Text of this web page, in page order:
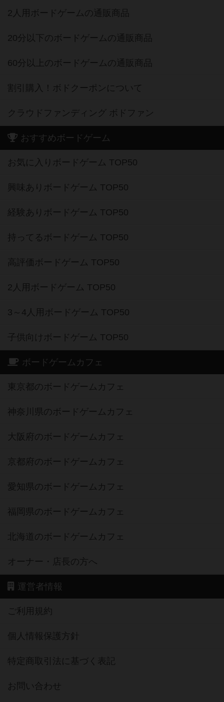
2人用ボードゲームの通販商品
20分以下のボードゲームの通販商品
60分以上のボードゲームの通販商品
割引購入！ボドクーポンについて
クラウドファンディング ボドファン
おすすめボードゲーム
お気に入りボードゲーム TOP50
興味ありボードゲーム TOP50
経験ありボードゲーム TOP50
持ってるボードゲーム TOP50
高評価ボードゲーム TOP50
2人用ボードゲーム TOP50
3～4人用ボードゲーム TOP50
子供向けボードゲーム TOP50
ボードゲームカフェ
東京都のボードゲームカフェ
神奈川県のボードゲームカフェ
大阪府のボードゲームカフェ
京都府のボードゲームカフェ
愛知県のボードゲームカフェ
福岡県のボードゲームカフェ
北海道のボードゲームカフェ
オーナー・店長の方へ
運営者情報
ご利用規約
個人情報保護方針
特定商取引法に基づく表記
お問い合わせ